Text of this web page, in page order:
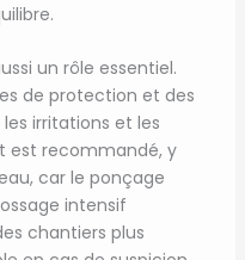
un rôle essentiel.
de protection et des
irritations et les
est recommandé, y
car le ponçage
intensif
chantiers plus